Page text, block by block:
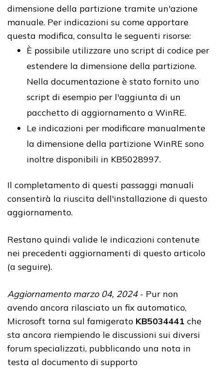
dimensione della partizione tramite un'azione
manuale. Per indicazioni su come apportare
questa modifica, consulta le seguenti risorse:
È possibile utilizzare uno script di codice per
estendere la dimensione della partizione.
Nella documentazione è stato fornito uno
script di esempio per l'aggiunta di un
pacchetto di aggiornamento a WinRE.
Le indicazioni per modificare manualmente
la dimensione della partizione WinRE sono
inoltre disponibili in KB5028997.
Il completamento di questi passaggi manuali
consentirà la riuscita dell'installazione di questo
aggiornamento.
Restano quindi valide le indicazioni contenute
nei precedenti aggiornamenti di questo articolo
(a seguire).
Aggiornamento marzo 04, 2024- Pur non
avendo ancora rilasciato un fix automatico,
Microsoft torna sul famigerato KB5034441 che
sta ancora riempiendo le discussioni sui diversi
forum specializzati, pubblicando una nota in
testa al documento di supporto